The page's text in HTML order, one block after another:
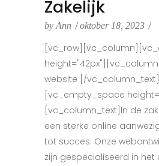
Zakelijk
by Ann oktober 18, 2023
website [/vc_column_text]
[vc_empty_space
[vc_column_text]In de
een sterke online
tot succes. Onze
zijn gespecialiseerd in het